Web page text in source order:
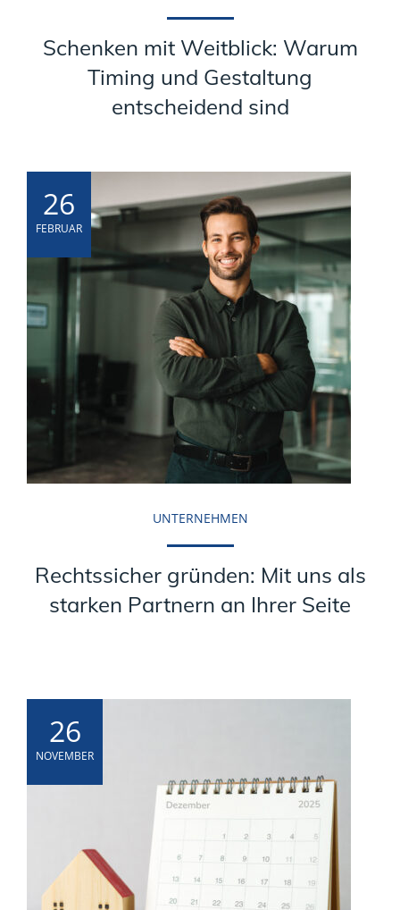
Schenken mit Weitblick: Warum
Timing und Gestaltung
entscheidend sind
26
FEBRUAR
UNTERNEHMEN
Rechtssicher gründen: Mit uns als
starken Partnern an Ihrer Seite
26
NOVEMBER